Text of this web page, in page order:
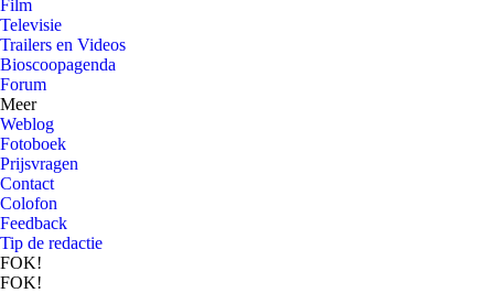
Film
Televisie
Trailers en Videos
Bioscoopagenda
Forum
Meer
Weblog
Fotoboek
Prijsvragen
Contact
Colofon
Feedback
Tip de redactie
FOK!
FOK!